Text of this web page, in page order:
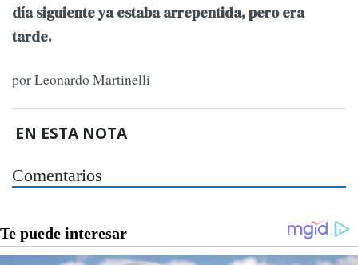
día siguiente ya estaba arrepentida, pero era
tarde.
por Leonardo Martinelli
EN ESTA NOTA
Comentarios